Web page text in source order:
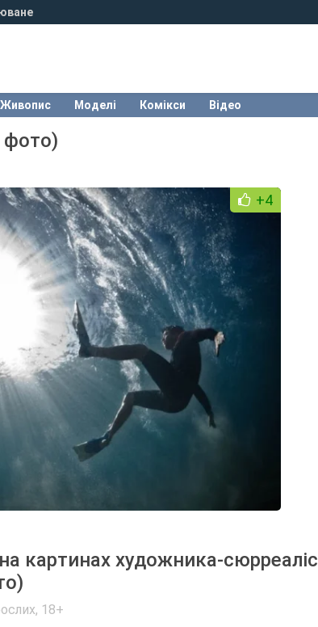
Живопис Моделі Комікси Відео
фото)
+4
картинах художника-
, 18+